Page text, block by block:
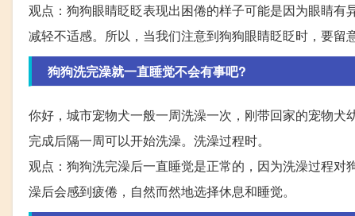
观点：狗狗眼睛眨眨表现出困倦的样子可能是因为眼睛
减轻不适感。所以，当我们注意到狗狗眼睛眨眨时，要留
狗狗洗完澡就一直睡觉不会有事吧?
你好，城市宠物犬一般一周洗澡一次，刚带回家的宠物
完成后隔一周可以开始洗澡。洗澡过程时。
观点：狗狗洗完澡后一直睡觉是正常的，因为洗澡过程
澡后会感到疲倦，自然而然地选择休息和睡觉。